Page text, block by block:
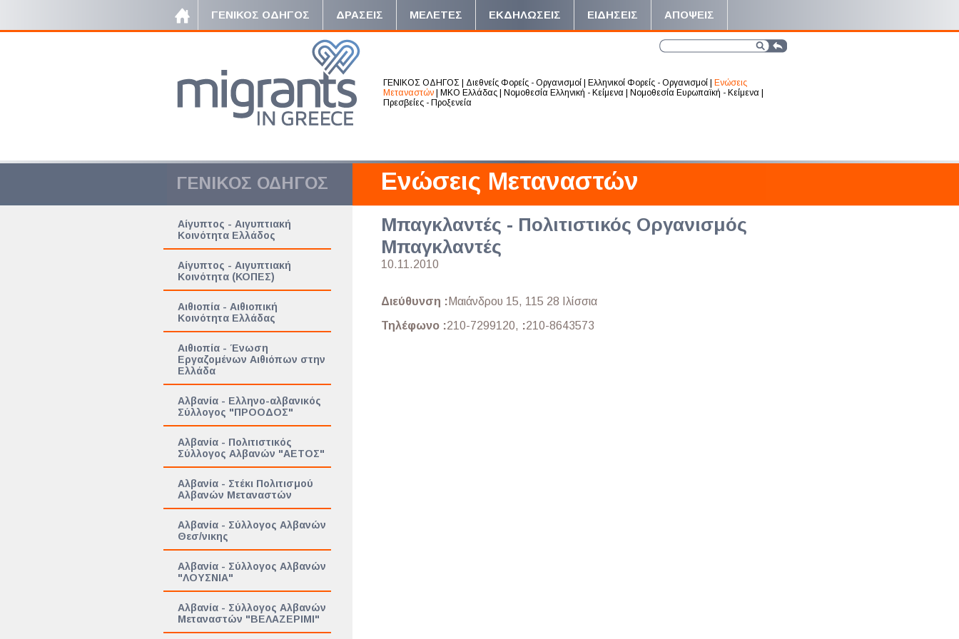
ΓΕΝΙΚΟΣ ΟΔΗΓΟΣ ΔΡΑΣΕΙΣ ΜΕΛΕΤΕΣ ΕΚΔΗΛΩΣΕΙΣ ΕΙΔΗΣΕΙΣ ΑΠΟΨΕΙΣ
ΓΕΝΙΚΟΣ ΟΔΗΓΟΣ| Διεθνείς Φορείς - Οργανισμοί| Ελληνικοί Φορείς - Οργανισμοί|
Ενώσεις
Μεταναστών| ΜΚΟ Ελλάδας| Νομοθεσία Ελληνική - Κείμενα Νομοθεσία Ευρωπαϊκή - Κείμενα
Πρεσβείες - Προξενεία
ΓΕΝΙΚΟΣ ΟΔΗΓΟΣ
Αίγυπτος - Αιγυπτιακή
Κοινότητα Ελλάδος
Αίγυπτος - Αιγυπτιακή
Κοινότητα (ΚΟΠΕΣ)
Αιθιοπία - Αιθιοπική
Κοινότητα Ελλάδας
Αιθιοπία - Ένωση
Εργαζομένων Αιθιόπων στην
Ελλάδα
Αλβανία - Ελληνο-αλβανικός
Σύλλογος "ΠΡΟΟΔΟΣ"
Αλβανία - Πολιτιστικός
Σύλλογος Αλβανών "ΑΕΤΟΣ"
Αλβανία - Στέκι Πολιτισμού
Αλβανών Μεταναστών
Αλβανία - Σύλλογος Αλβανών
Θεσ/νικης
Αλβανία - Σύλλογος Αλβανών
"ΛΟΥΣΝΙΑ"
Αλβανία - Σύλλογος Αλβανών
Μεταναστών "ΒΕΛΑΖΕΡΙΜΙ"
Ενώσεις Μεταναστών
Μπαγκλαντές - Πολιτιστικός Οργανισμός
Μπαγκλαντές
10.11.2010
Διεύθυνση : Μαιάνδρου 15, 115 28 Ιλίσσια
Τηλέφωνο :210-7299120, :210-8643573